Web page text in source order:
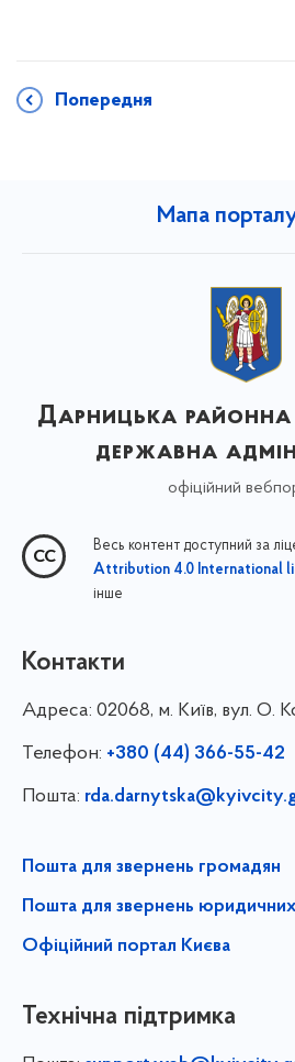
Попередня
Мапа
Дарницька районна
державна
офіційний
Весь контент доступний за
Attribution 4.0 International
інше
Контакти
Адреса: 02068, м. Київ, вул. О.
Телефон: +380 (44) 366-55-42
Пошта:
Пошта для звернень громадян
Пошта для звернень
Офіційний портал Києва
Технічна підтримка